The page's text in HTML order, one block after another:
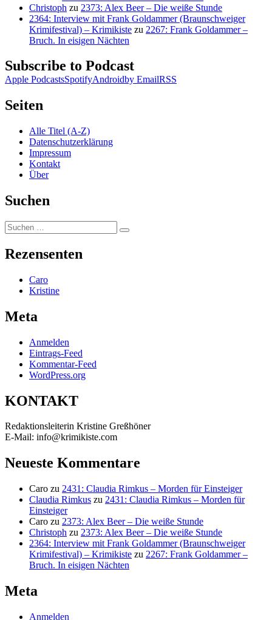
Christoph zu 2373: Alex Beer – Die weiße Stunde
2364: Interview mit Frank Goldammer (Braunschweiger
Krimifestival) – Krimikiste zu 2267: Frank Goldammer –
Bruch. In eisigen Nächten
Subscribe to Podcast
Apple PodcastsSpotifyAndroidby EmailRSS
Seiten
Alle Titel (A-Z)
Datenschutzerklärung
Impressum
Kontakt
Über
Suchen
Suchen
nach:
Suchen
Rezensenten
Caro
Kristine
Meta
Anmelden
Eintrags-Feed
Kommentar-Feed
WordPress.org
KONTAKT
Redaktionsleiterin Kristine Greßhöner
E-Mail: info@krimikiste.com
Neueste Kommentare
Caro zu 2431: Claudia Rimkus – Morden für Einsteiger
Claudia Rimkus zu 2431: Claudia Rimkus – Morden für
Einsteiger
Caro zu 2373: Alex Beer – Die weiße Stunde
Christoph zu 2373: Alex Beer – Die weiße Stunde
2364: Interview mit Frank Goldammer (Braunschweiger
Krimifestival) – Krimikiste zu 2267: Frank Goldammer –
Bruch. In eisigen Nächten
Meta
Anmelden